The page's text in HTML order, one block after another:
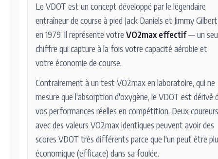
Le VDOT est un concept développé par le légendaire
entraîneur de course à pied Jack Daniels et Jimmy Gilbert
en 1979. Il représente votre VO2max effectif— un
chiffre qui capture à la fois votre capacité aérobie et
votre économie de course.
Contrairement à un test VO2max en laboratoire, qui ne
mesure que l'absorption d'oxygène, le VDOT est dérivé
vos performances réelles en compétition. Deux coureurs
avec des valeurs VO2max identiques peuvent avoir des
scores VDOT très différents parce que l'un peut être
économique (efficace) dans sa foulée.